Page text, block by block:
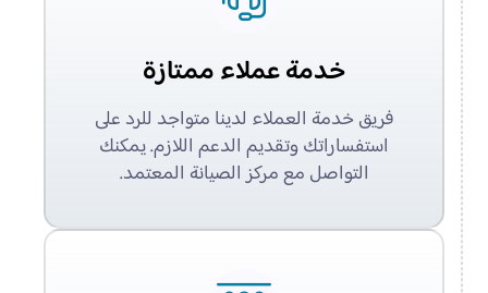
خدمة عملاء ممتازة
فريق خدمة العملاء لدينا متواجد للرد على
استفساراتك وتقديم الدعم اللازم. يمكنك
التواصل مع مركز الصيانة المعتمد.